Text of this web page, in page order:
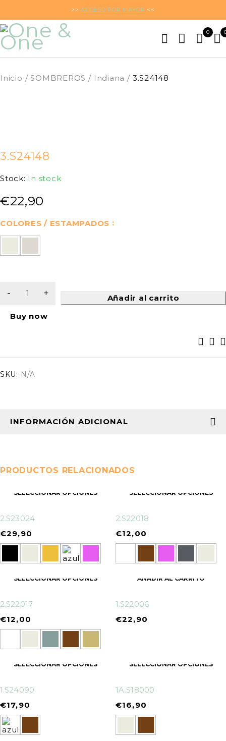
>>ACCESO POR MAYOR <<
0
Inicio / SOMBREROS / Indiana / 3.S24148
3.S24148
Stock: In stock
€22,90
COLORES / ESTAMPADOS
Añadir al carrito
Buy now
SKU: N/A
INFORMACIÓN ADICIONAL
PRODUCTOS RELACIONADOS
SELECCIONAR OPCIONES
2.S23024
€29,90
SELECCIONAR OPCIONES
2.S22018
€12,00
SELECCIONAR OPCIONES
2.S22017
€12,00
AÑADIR AL CARRITO
1.S22006
€22,90
SELECCIONAR OPCIONES
1.S24090
€17,90
SELECCIONAR OPCIONES
1A.S18000
€16,90